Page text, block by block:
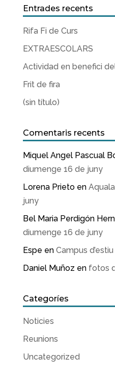
Entrades recents
Rifa Fi de Curs
EXTRAESCOLARS
Actividad en benefici
Frit de fira
(sin título)
Comentaris recents
Miquel Angel Pascual
diumenge 16 de juny
Lorena Prietoen
juny
Bel Maria Perdigón
diumenge 16 de juny
Espe en Campus
Daniel Muñoz en fotos
Categoríes
Noticies
Reunions
Uncategorized